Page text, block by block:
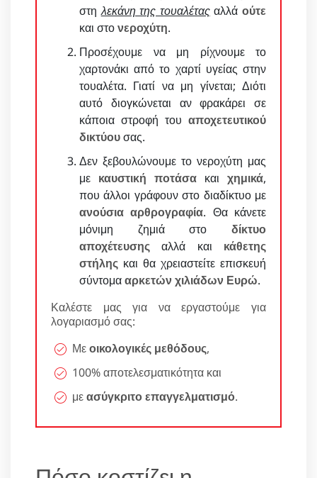
στηλεκάνη της τουαλέταςαλλάούτε
και στονεροχύτη.
Προσέχουμε να μη ρίχνουμε το
χαρτονάκι από το χαρτί υγείας στην
τουαλέτα. Γιατί να μη γίνεται; Διότι
αυτό διογκώνεται αν φρακάρει σε
κάποια στροφή του αποχετευτικού
δικτύουσας.
Δεν ξεβουλώνουμε το νεροχύτη μας
με καυστική ποτάσα και χημικά,
που άλλοι γράφουν στο διαδίκτυο με
ανούσια αρθρογραφία. Θα κάνετε
μόνιμη ζημιά στο δίκτυο
αποχέτευσης αλλά και κάθετης
στήλης και θα χρειαστείτε επισκευή
σύντομααρκετών χιλιάδων Ευρώ.
Καλέστε μας για να εργαστούμε για
λογαριασμό σας:
Μεοικολογικές μεθόδους,
100% αποτελεσματικότητα και
μεασύγκριτο επαγγελματισμό.